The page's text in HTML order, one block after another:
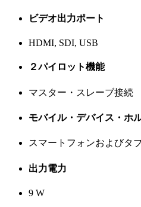
ビデオ出力ポート
HDMI, SDI, USB
２パイロット機能
マスター・スレーブ接続
モバイル・デバイス・ホ
スマートフォンおよびタ
出力電力
9 W